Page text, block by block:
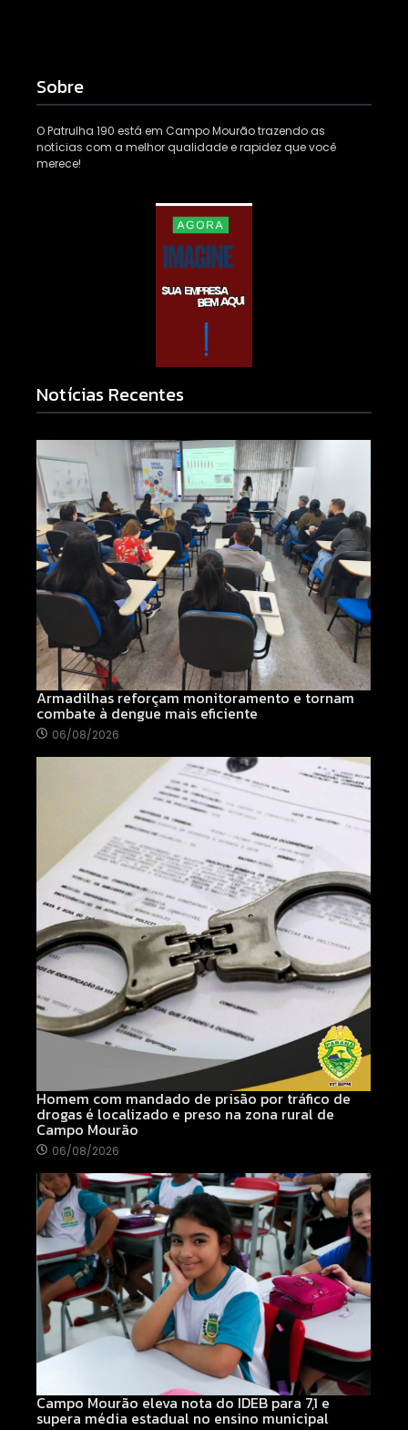
Sobre
O Patrulha 190 está em Campo Mourão trazendo as
notícias com a melhor qualidade e rapidez que você
merece!
Notícias Recentes
Armadilhas reforçam monitoramento e tornam
combate à dengue mais eficiente
06/08/2026
Homem com mandado de prisão por tráfico de
drogas é localizado e preso na zona rural de
Campo Mourão
06/08/2026
Campo Mourão eleva nota do IDEB para 7,1 e
supera média estadual no ensino municipal